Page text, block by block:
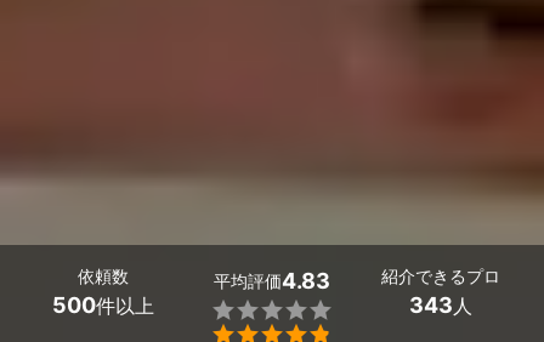
依頼数
500件以上
平均評価4.83


紹介できるプロ
343人